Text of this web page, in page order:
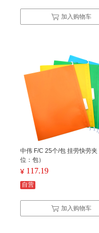
加入购物车
中伟 F/C 25个/包 挂劳快劳
位：包）
¥ 117.19
自营
加入购物车